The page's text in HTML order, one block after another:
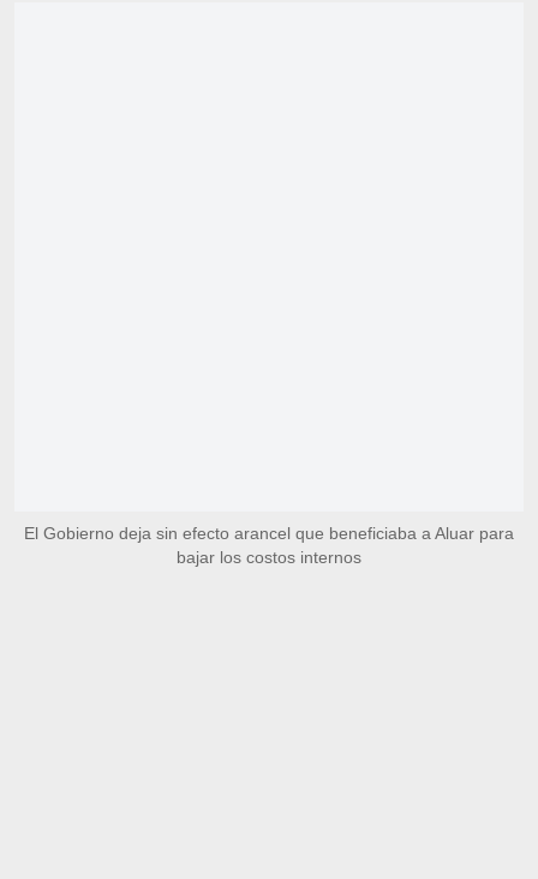
El Gobierno deja sin efecto arancel que beneficiaba a Aluar para
bajar los costos internos